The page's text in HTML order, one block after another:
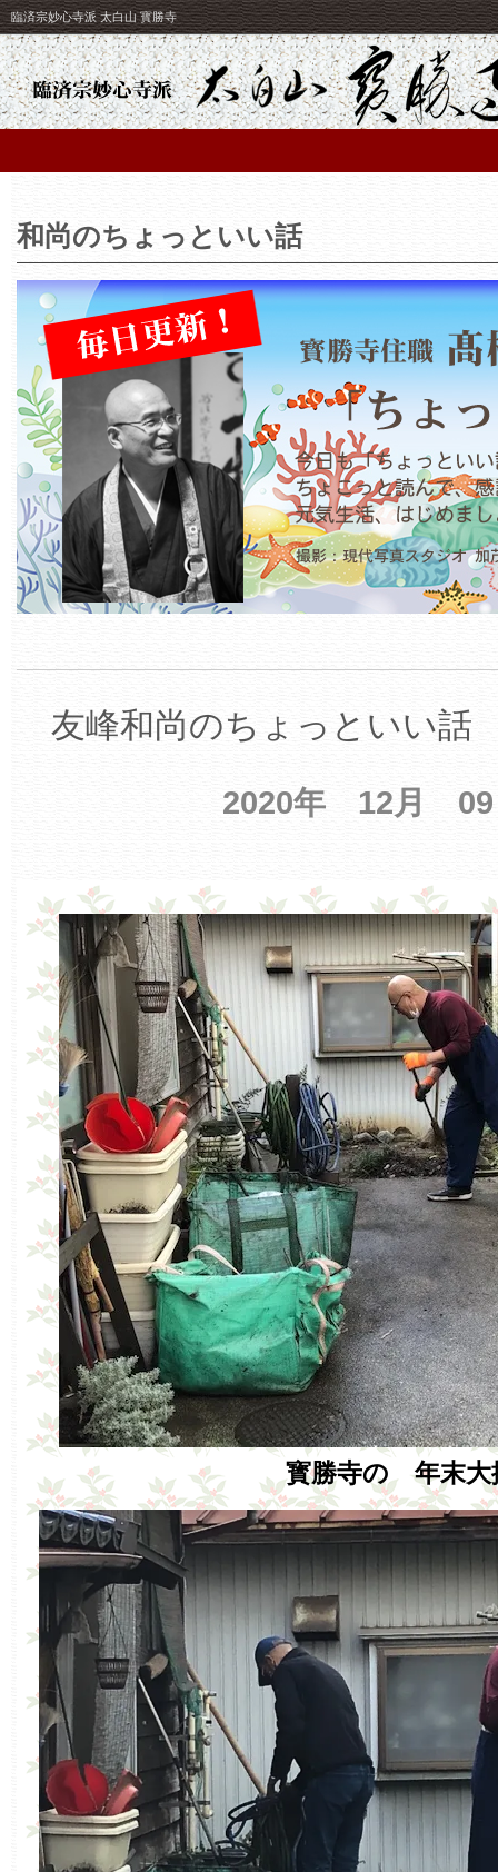
臨済宗妙心寺派 太白山 寳勝寺
和尚のちょっといい話
友峰和尚のちょっといい話
2020年 12月
寳勝寺の 年末大